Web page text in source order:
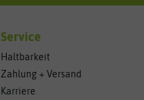
Service
Haltbarkeit
Zahlung + Versand
Karriere